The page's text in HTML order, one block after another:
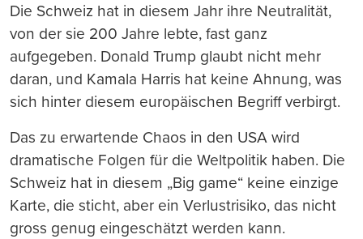
Die Schweiz hat in diesem Jahr ihre Neutralität,
von der sie 200 Jahre lebte, fast ganz
aufgegeben. Donald Trump glaubt nicht mehr
daran, und Kamala Harris hat keine Ahnung, was
sich hinter diesem europäischen Begriff verbirgt.
Das zu erwartende Chaos in den USA wird
dramatische Folgen für die Weltpolitik haben. Die
Schweiz hat in diesem „Big game“ keine einzige
Karte, die sticht, aber ein Verlustrisiko, das nicht
gross genug eingeschätzt werden kann.